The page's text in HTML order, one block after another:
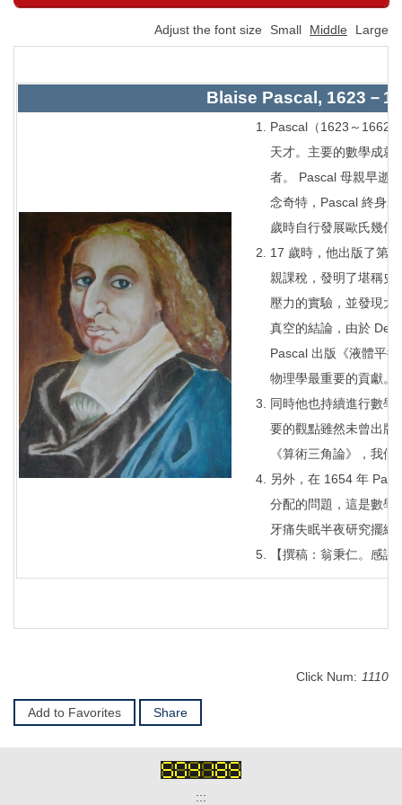
Adjust the font size Small Middle Large
Blaise Pascal, 1623－
Pascal（1623～1662
天才。主要的數學成
者。 Pascal 母親早逝
念奇特，Pascal 終身
歲時自行發展歐氏幾何
17 歲時，他出版了第
親課稅，發明了堪稱史
壓力的實驗，並發現大
真空的結論，由於
Pascal 出版《液體平
物理學最重要的貢獻。
同時他也持續進行數學
要的觀點雖然未曾出版
《算術三角論》，我
另外，在 1654 年
分配的問題，這是數學
牙痛失眠半夜研究擺線
【撰稿：翁秉仁。感
Click Num: 1110
Add to Favorites Share
:::